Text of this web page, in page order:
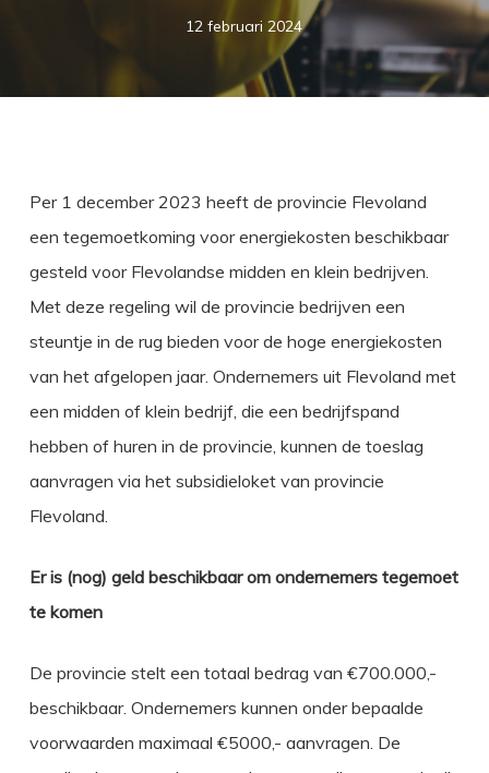
12 februari 2024
Per 1 december 2023 heeft de provincie Flevoland
een tegemoetkoming voor energiekosten beschikbaar
gesteld voor Flevolandse midden en klein bedrijven.
Met deze regeling wil de provincie bedrijven een
steuntje in de rug bieden voor de hoge energiekosten
van het afgelopen jaar. Ondernemers uit Flevoland met
een midden of klein bedrijf, die een bedrijfspand
hebben of huren in de provincie, kunnen de toeslag
aanvragen via het subsidieloket van provincie
Flevoland.
Er is (nog) geld beschikbaar om ondernemers tegemoet
te komen
De provincie stelt een totaal bedrag van €700.000,-
beschikbaar. Ondernemers kunnen onder bepaalde
voorwaarden maximaal €5000,- aanvragen. De